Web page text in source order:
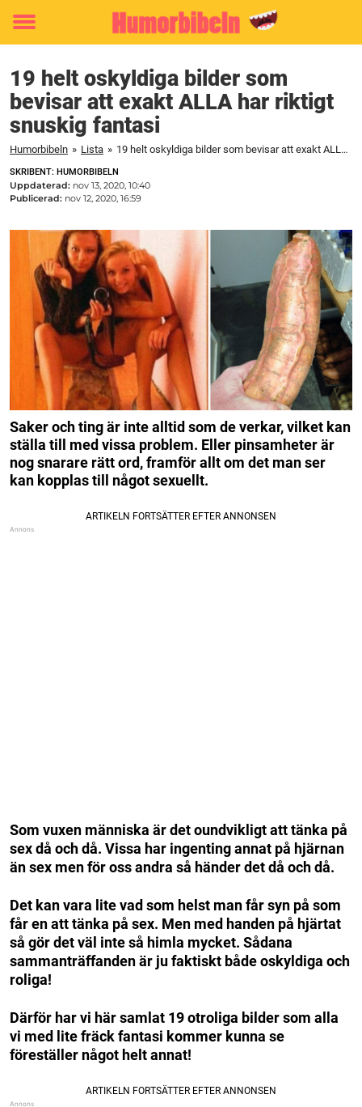
Toggle
19 helt oskyldiga bilder som
bevisar att exakt ALLA har riktigt
snuskig fantasi
Humorbibeln » Lista » 19 helt oskyldiga bilder som bevisar att exakt ALLA har riktigt snuskig fantasi
SKRIBENT: HUMORBIBELN
Uppdaterad: nov 13, 2020, 10:40
Publicerad: nov 12, 2020, 16:59
Saker och ting är inte alltid som de verkar, vilket kan
ställa till med vissa problem. Eller pinsamheter är
nog snarare rätt ord, framför allt om det man ser
kan kopplas till något sexuellt.
Som vuxen människa är det oundvikligt att tänka på
sex då och då. Vissa har ingenting annat på hjärnan
än sex men för oss andra så händer det då och då.
Det kan vara lite vad som helst man får syn på som
får en att tänka på sex. Men med handen på hjärtat
så gör det väl inte så himla mycket. Sådana
sammanträffanden är ju faktiskt både oskyldiga och
roliga!
Därför har vi här samlat 19 otroliga bilder som alla
vi med lite fräck fantasi kommer kunna se
föreställer något helt annat!